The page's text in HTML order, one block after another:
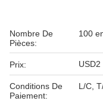
Nombre De
Pièces:
100
Prix:
Conditions De
Paiement:
L/C,